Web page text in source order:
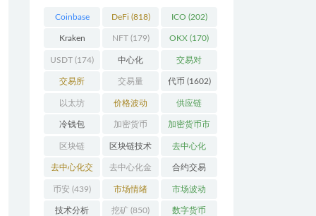
Coinbase
(206)
DeFi (818) ICO (202)
Kraken
(104)
NFT(179) OKX (170)
USDT (174) 中心化
(3923)
交易对
(359)
交易所
(2164)
交易量
(246)
代币 (1602)
以太坊
(741)
价格波动
(630)
供应链
(118)
冷钱包
(175)
加密货币
(5441)
加密货币市
场(701)
区块链
(4598)
区块链技术
(527)
去中心化
(4087)
去中心化交
易所 (196)
去中心化金
融(110)
合约交易
(182)
币安 (439) 市场情绪
(337)
市场波动
(279)
技术分析 挖矿 (850) 数字货币